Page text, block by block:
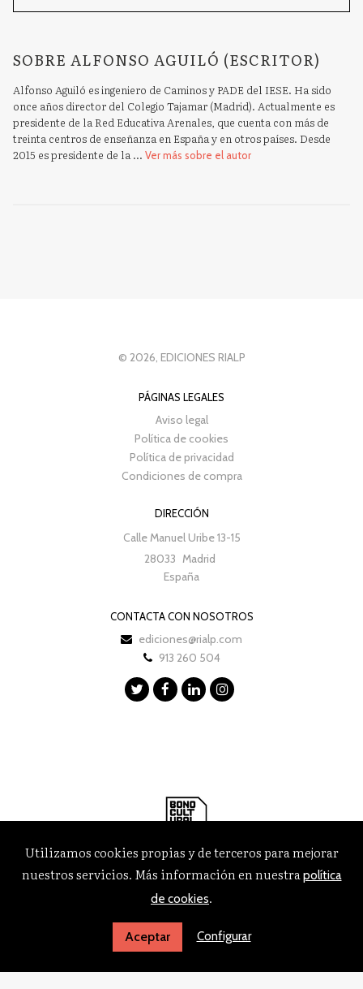
SOBRE ALFONSO AGUILÓ (ESCRITOR)
Alfonso Aguiló es ingeniero de Caminos y PADE del IESE. Ha sido
once años director del Colegio Tajamar (Madrid). Actualmente es
presidente de la Red Educativa Arenales, que cuenta con más de
treinta centros de enseñanza en España y en otros países. Desde
2015 es presidente de la ... Ver más sobre el autor
© 2026, EDICIONES RIALP
PÁGINAS LEGALES
Aviso legal
Política de cookies
Política de privacidad
Condiciones de compra
DIRECCIÓN
Calle Manuel Uribe 13-15
28033 Madrid
España
CONTACTA CON NOSOTROS
ediciones@rialp.com
913 260 504
Utilizamos cookies propias y de terceros para mejorar
nuestros servicios. Más información en nuestrapolítica
de cookies.
Aceptar Configurar